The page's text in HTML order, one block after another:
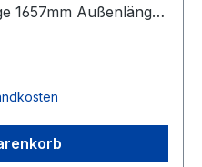
1657mm Außenlänge
Zugstrang
10mm